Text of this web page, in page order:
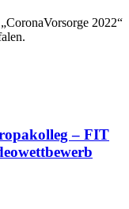
2022“
– FIT